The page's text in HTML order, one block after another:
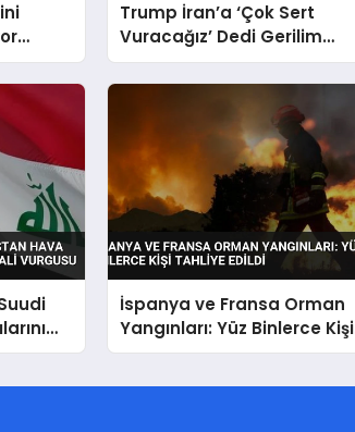
Trump İran’a ‘Çok Sert
Vuracağız’ Dedi Gerilim
Tırmanıyor
İspanya ve Fransa Orman
Yangınları: Yüz Binlerce Kişi
Tahliye Edildi